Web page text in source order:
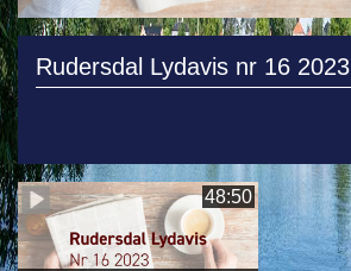
Rudersdal Lydavis nr 16 2023
48:50